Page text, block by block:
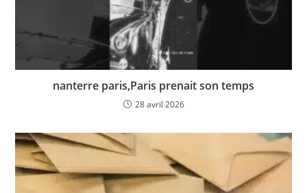
nanterre paris,Paris prenait son temps
28 avril 2026